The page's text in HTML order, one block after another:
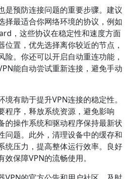
是预防连接问题的重要步骤。建议
择最适合你网络环境的协议，例如
，这些协议在稳定性和速度方面
位置，优先选择离你较近的节点，
险。你还可以开启自动重连功能，
能自动尝试重新连接，避免手动
有助于提升VPN连接的稳定性。
程序，释放系统资源，避免影响
的操作系统和驱动程序保持最新状
问题。此外，清理设备中的缓存和
统压力，提高整体运行效率。良好
保障VPN的流畅使用。